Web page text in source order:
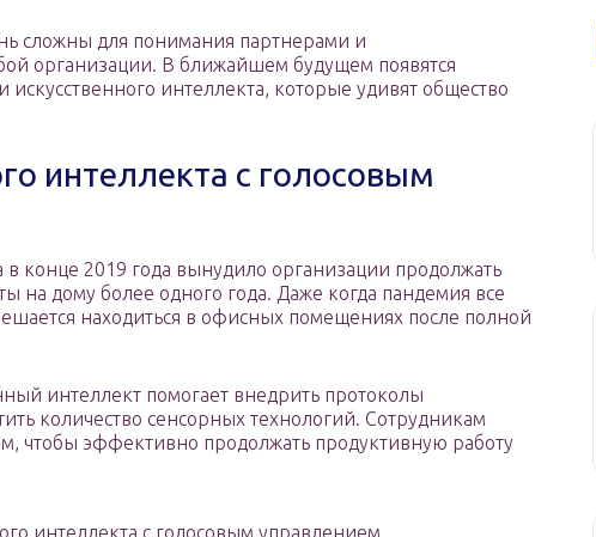
сложны для понимания партнерами и
организации. В ближайшем будущем появятся
интеллекта, которые удивят общество
интеллекта с голосовым
конце 2019 года вынудило организации продолжать
на дому более одного года. Даже когда пандемия все
находиться в офисных помещениях после полной
интеллект помогает внедрить протоколы
количество сенсорных технологий. Сотрудникам
чтобы эффективно продолжать продуктивную работу
интеллекта с голосовым управлением